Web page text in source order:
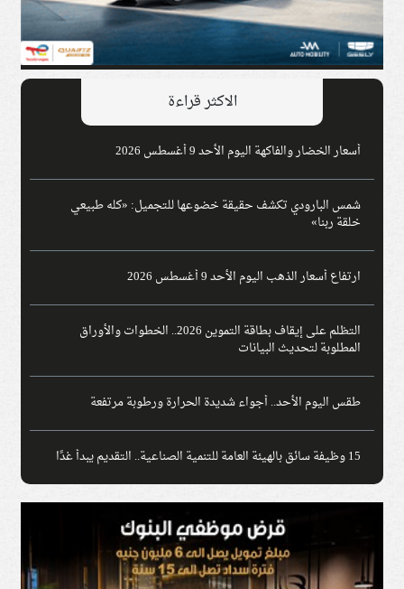
الاكثر قراءة
أسعار الخضار والفاكهة اليوم الأحد 9 أغسطس 2026
شمس البارودي تكشف حقيقة خضوعها للتجميل: «كله طبيعي
خلقة ربنا»
ارتفاع أسعار الذهب اليوم الأحد 9 أغسطس 2026
التظلم على إيقاف بطاقة التموين 2026.. الخطوات والأوراق
المطلوبة لتحديث البيانات
طقس اليوم الأحد.. أجواء شديدة الحرارة ورطوبة مرتفعة
15 وظيفة سائق بالهيئة العامة للتنمية الصناعية.. التقديم يبدأ غدًا